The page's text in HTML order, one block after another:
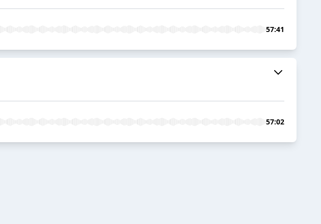
57:41
57:02